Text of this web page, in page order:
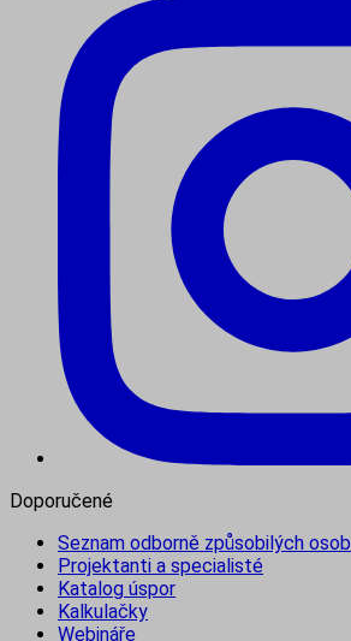
Doporučené
Seznam odborně způsobilých osob
Projektanti a specialisté
Katalog úspor
Kalkulačky
Webináře